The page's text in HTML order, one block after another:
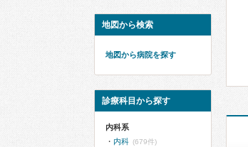
地図から検索
地図から病院を探す
診療科目から探す
内科系
内科 (679件)